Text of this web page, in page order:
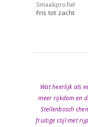
Smaakprofiel
Fris tot zacht
Wat heerlijk als
meer rijkdom en
Stellenbosch
fruitige stijl met